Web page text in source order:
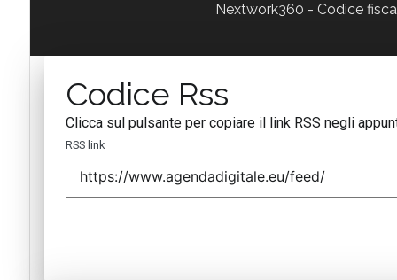
Nextwork360 - Codice
Codice Rss
Clicca sul pulsante per copiare il link RSS negli
RSS link